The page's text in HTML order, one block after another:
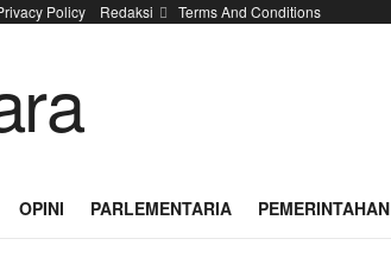
Policy Redaksi Terms And Conditions
OPINI PARLEMENTARIA PEMERINTAHAN